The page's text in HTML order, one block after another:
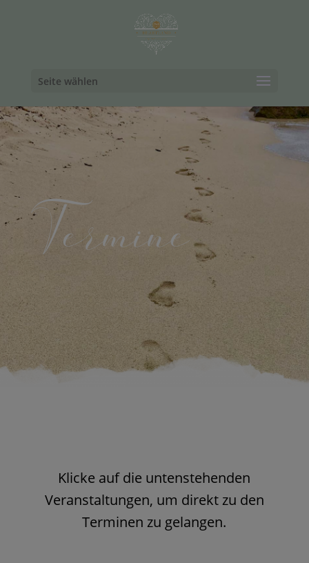
Seite wählen
Termine
Klicke auf die untenstehenden
Veranstaltungen, um direkt zu den
Terminen zu gelangen.